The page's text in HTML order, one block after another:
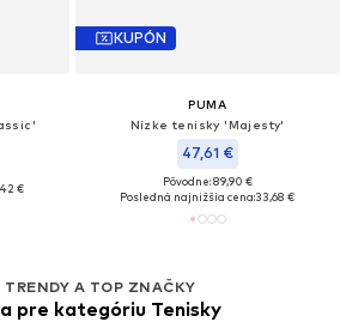
€
TRENDY A TOP ZNAČKY
pre kategóriu Tenisky
KUPÓN
PUMA
Nízke tenisky 'Majesty'
47,61 €
Pôvodne: 89,90 €
Posledná najnižšia cena:33,68 €